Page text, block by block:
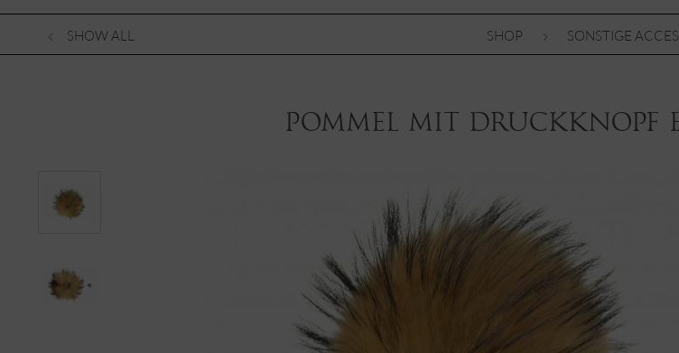
SHOW ALL SHOP SONSTIGE
Pommel mit Druckknopf